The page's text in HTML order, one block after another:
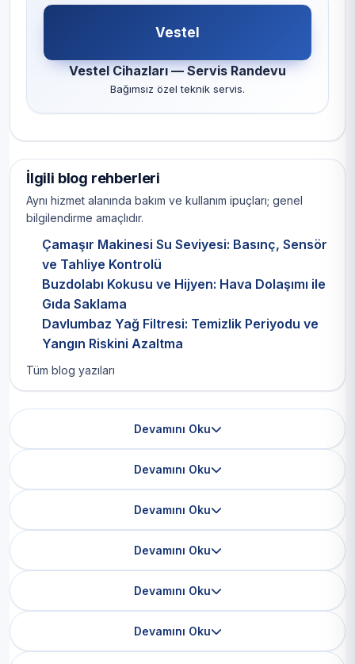
Vestel
Vestel Cihazları — Servis Randevu
Bağımsız özel teknik servis.
İlgili blog rehberleri
Aynı hizmet alanında bakım ve kullanım ipuçları; genel
bilgilendirme amaçlıdır.
Çamaşır Makinesi Su Seviyesi: Basınç, Sensör
ve Tahliye Kontrolü
Buzdolabı Kokusu ve Hijyen: Hava Dolaşımı ile
Gıda Saklama
Davlumbaz Yağ Filtresi: Temizlik Periyodu ve
Yangın Riskini Azaltma
Tüm blog yazıları
Devamını Oku
Devamını Oku
Devamını Oku
Devamını Oku
Devamını Oku
Devamını Oku